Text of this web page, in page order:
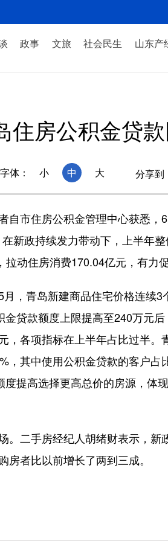
政事 文旅 社会民生 山东产
住房公积金贷
字体： 小 中 大 分享到
市住房公积金管理中心获悉，
新政持续发力带动下，上半年
动住房消费170.04亿元，有力
青岛新建商品住宅价格连续3
贷款额度上限提高至240万元
，各项指标在上半年占比过半
，其中使用公积金贷款的客户
提高选择更高总价的房源，体
二手房经纪人胡绪财表示，新
者比以前增长了两到三成。